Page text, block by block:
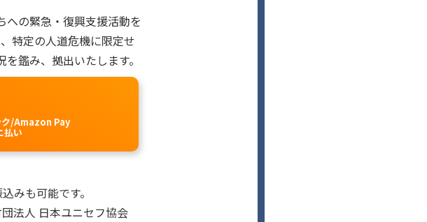
への緊急・復興支援活動を
特定の人道危機に限定せ
鑑み、拠出いたします。
ク/Amazon Pay
払い
みも可能です。
法人 日本ユニセフ協会